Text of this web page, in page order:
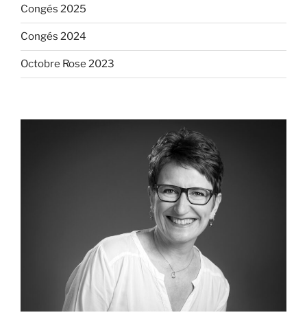
Congés 2025
Congés 2024
Octobre Rose 2023